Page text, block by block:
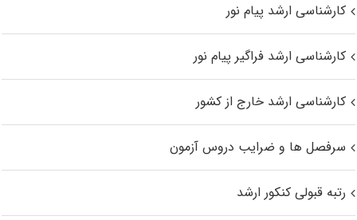
کارشناسی ارشد پیام نور
کارشناسی ارشد فراگیر پیام نور
کارشناسی ارشد خارج از کشور
سرفصل ها و ضرایب دروس آزمون
رتبه قبولی کنکور ارشد